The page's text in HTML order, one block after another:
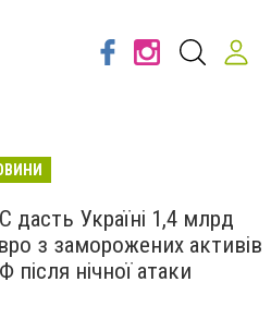
дасть Україні 1,4 млрд
з заморожених активів
після нічної атаки